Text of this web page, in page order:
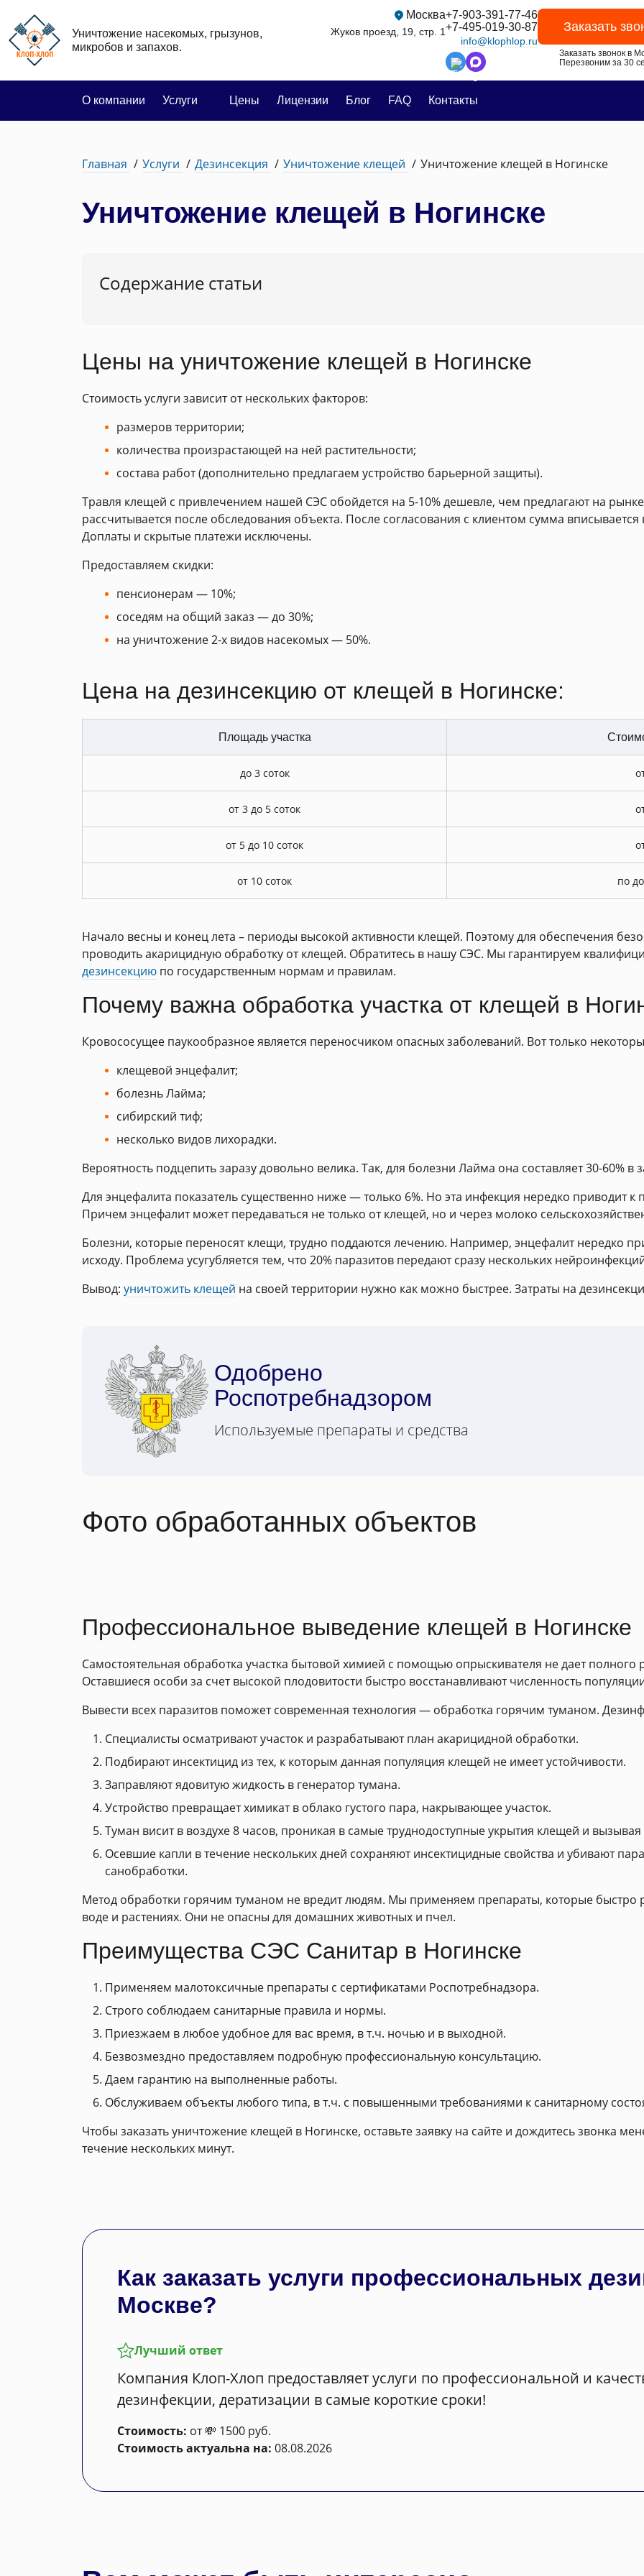
Уничтожение насекомых, грызунов,
микробов и запахов.
Москва
Жуков проезд, 19, стр. 1
+7-903-391-77-46
+7-495-019-30-87
info@klophlop.ru
Заказать
Заказать звонок в
Перезвоним за 30
О компании Услуги Цены Лицензии Блог FAQ Контакты
Главная Услуги Дезинсекция Уничтожение клещей Уничтожение клещей в Ногинске
Уничтожение клещей в Ногинске
Содержание статьи
Цены на уничтожение клещей в Ногинске
Стоимость услуги зависит от нескольких факторов:
размеров территории;
количества произрастающей на ней растительности;
состава работ (дополнительно предлагаем устройство барьерной защиты).
Травля клещей с привлечением нашей СЭС обойдется на 5-10% дешевле, чем предлагают на
рассчитывается после обследования объекта. После согласования с клиентом сумма
Доплаты и скрытые платежи исключены.
Предоставляем скидки:
пенсионерам — 10%;
соседям на общий заказ — до 30%;
на уничтожение 2-х видов насекомых — 50%.
Цена на дезинсекцию от клещей в Ногинске:
Площадь участка
до 3 соток
от 3 до 5 соток
от 5 до 10 соток
от 10 соток по
Начало весны и конец лета – периоды высокой активности клещей. Поэтому для обеспечения
проводить акарицидную обработку от клещей. Обратитесь в нашу СЭС. Мы гарантируем
дезинсекцию по государственным нормам и правилам.
Почему важна обработка участка от клещей в
Кровососущее паукообразное является переносчиком опасных заболеваний. Вот только
клещевой энцефалит;
болезнь Лайма;
сибирский тиф;
несколько видов лихорадки.
Вероятность подцепить заразу довольно велика. Так, для болезни Лайма она составляет 30-60% в
Для энцефалита показатель существенно ниже — только 6%. Но эта инфекция нередко приводит к
Причем энцефалит может передаваться не только от клещей, но и через молоко
Болезни, которые переносят клещи, трудно поддаются лечению. Например, энцефалит нередко
исходу. Проблема усугубляется тем, что 20% паразитов передают сразу нескольких
Вывод: уничтожить клещей на своей территории нужно как можно быстрее. Затраты на
Одобрено
Роспотребнадзором
Используемые препараты и средства
Фото обработанных объектов
Профессиональное выведение клещей в Ногинске
Самостоятельная обработка участка бытовой химией с помощью опрыскивателя не дает полного
Оставшиеся особи за счет высокой плодовитости быстро восстанавливают численность
Вывести всех паразитов поможет современная технология — обработка горячим туманом.
Специалисты осматривают участок и разрабатывают план акарицидной обработки.
Подбирают инсектицид из тех, к которым данная популяция клещей не имеет устойчивости.
Заправляют ядовитую жидкость в генератор тумана.
Устройство превращает химикат в облако густого пара, накрывающее участок.
Туман висит в воздухе 8 часов, проникая в самые труднодоступные укрытия клещей и вызывая
Осевшие капли в течение нескольких дней сохраняют инсектицидные свойства и убивают
санобработки.
Метод обработки горячим туманом не вредит людям. Мы применяем препараты, которые быстро
воде и растениях. Они не опасны для домашних животных и пчел.
Преимущества СЭС Санитар в Ногинске
Применяем малотоксичные препараты с сертификатами Роспотребнадзора.
Строго соблюдаем санитарные правила и нормы.
Приезжаем в любое удобное для вас время, в т.ч. ночью и в выходной.
Безвозмездно предоставляем подробную профессиональную консультацию.
Даем гарантию на выполненные работы.
Обслуживаем объекты любого типа, в т.ч. с повышенными требованиями к санитарному
Чтобы заказать уничтожение клещей в Ногинске, оставьте заявку на сайте и дождитесь звонка
течение нескольких минут.
Как заказать услуги профессиональных
Москве?
Лучший ответ
Компания Клоп-Хлоп предоставляет услуги по профессиональной и
дезинфекции, дератизации в самые короткие сроки!
Стоимость: от 💸 1500 руб.
Стоимость актуальна на: 08.08.2026